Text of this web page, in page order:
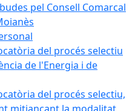
pel Consell Comarcal
del procés selectiu
de l'Energia i de
del procés selectiu,